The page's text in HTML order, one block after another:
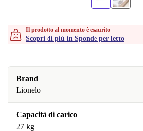
Il prodotto al momento è esaurito
Scopri di più in Sponde per letto
Brand
Lionelo
Capacità di carico
27 kg